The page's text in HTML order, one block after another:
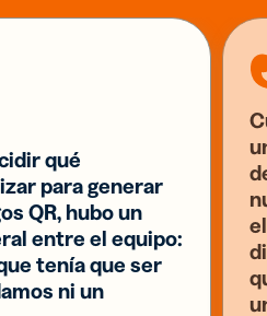
qué
para generar
QR, hubo un
entre el equipo:
tenía que ser
ni un